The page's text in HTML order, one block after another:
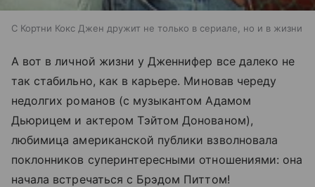
С Кортни Кокс Джен дружит не только в сериале, но и в жизни
А вот в личной жизни у Дженнифер все далеко не
так стабильно, как в карьере. Миновав череду
недолгих романов (с музыкантом Адамом
Дьюрицем и актером Тэйтом Донованом),
любимица американской публики взволновала
поклонников суперинтересными отношениями: она
начала встречаться с Брэдом Питтом!